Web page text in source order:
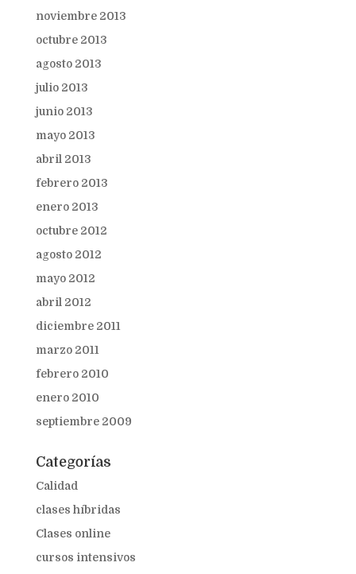
noviembre 2013
octubre 2013
agosto 2013
julio 2013
junio 2013
mayo 2013
abril 2013
febrero 2013
enero 2013
octubre 2012
agosto 2012
mayo 2012
abril 2012
diciembre 2011
marzo 2011
febrero 2010
enero 2010
septiembre 2009
Categorías
Calidad
clases híbridas
Clases online
cursos intensivos